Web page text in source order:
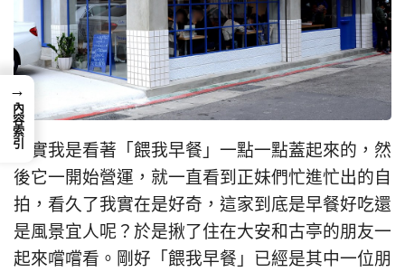
其實我是看著「餵我早餐」一點一點蓋起來的，然
後它一開始營運，就一直看到正妹們忙進忙出的自
拍，看久了我實在是好奇，這家到底是早餐好吃還
是風景宜人呢？於是揪了住在大安和古亭的朋友一
起來嚐嚐看。剛好「餵我早餐」已經是其中一位朋
→
內容索引